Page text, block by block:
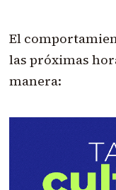
El
las próximas
manera: